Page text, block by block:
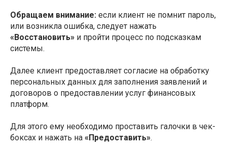
Обращаем внимание: если клиент не помнит пароль,
или возникла ошибка, следует нажать
«Восстановить» и пройти процесс по подсказкам
системы.
Далее клиент предоставляет согласие на обработку
персональных данных для заполнения заявлений и
договоров о предоставлении услуг финансовых
платформ.
Для этого ему необходимо проставить галочки в чек-
боксах и нажать на «Предоставить».